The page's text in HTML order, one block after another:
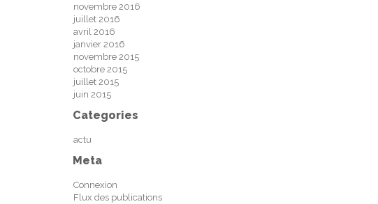
novembre 2016
juillet 2016
avril 2016
janvier 2016
novembre 2015
octobre 2015
juillet 2015
juin 2015
Categories
actu
Meta
Connexion
Flux des publications